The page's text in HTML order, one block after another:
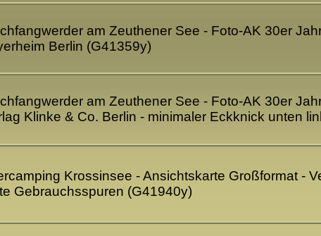
am Zeuthener See - Foto-AK 30er
Berlin (G41359y)
am Zeuthener See - Foto-AK 30er
Klinke & Co. Berlin - minimaler Eckknick unten
Krossinsee - Ansichtskarte Großformat -
Gebrauchsspuren (G41940y)